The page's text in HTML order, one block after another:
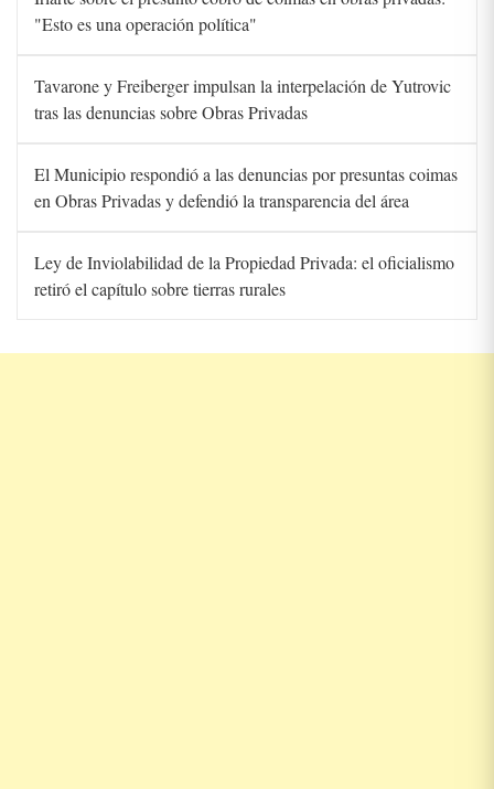
"Esto es una operación política"
Tavarone y Freiberger impulsan la interpelación de Yutrovic
tras las denuncias sobre Obras Privadas
El Municipio respondió a las denuncias por presuntas coimas
en Obras Privadas y defendió la transparencia del área
Ley de Inviolabilidad de la Propiedad Privada: el oficialismo
retiró el capítulo sobre tierras rurales